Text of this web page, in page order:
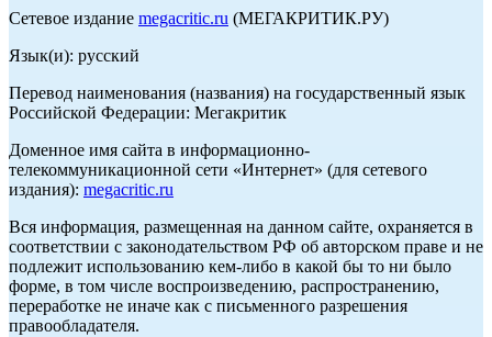
Сетевое издание megacritic.ru (МЕГАКРИТИК.РУ)
Язык(и): русский
Перевод наименования (названия) на государственный язык
Российской Федерации: Мегакритик
Доменное имя сайта в информационно-
телекоммуникационной сети «Интернет» (для сетевого
издания): megacritic.ru
Вся информация, размещенная на данном сайте, охраняется в
соответствии с законодательством РФ об авторском праве и не
подлежит использованию кем-либо в какой бы то ни было
форме, в том числе воспроизведению, распространению,
переработке не иначе как с письменного разрешения
правообладателя.